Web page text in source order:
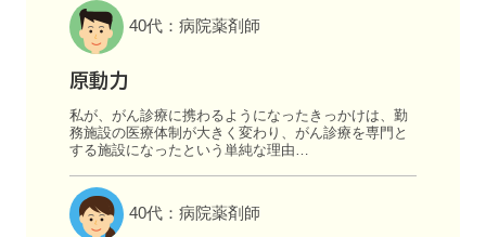
40代：病院薬剤師
原動力
私が、がん診療に携わるようになったきっかけは、勤
務施設の医療体制が大きく変わり、がん診療を専門と
する施設になったという単純な理由…
40代：病院薬剤師